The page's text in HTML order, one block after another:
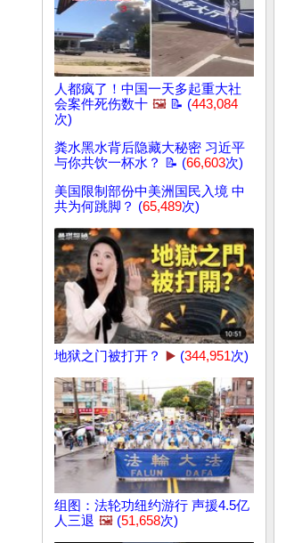
人都疯了！中国一天多起重大社
会案件死伤数十 🖼️ 📝 (443,084
次)
粪水黑水背后隐藏大秘密 习近平
与你共饮一杯水？ 📝 (66,603次)
美国限制部份中美洲国民入境 中
共为何跳脚？ (65,489次)
地狱之门被打开？ ▶️ (344,951次)
组图：法轮功纽约游行 声援4.5亿
人三退 🖼️ (51,658次)